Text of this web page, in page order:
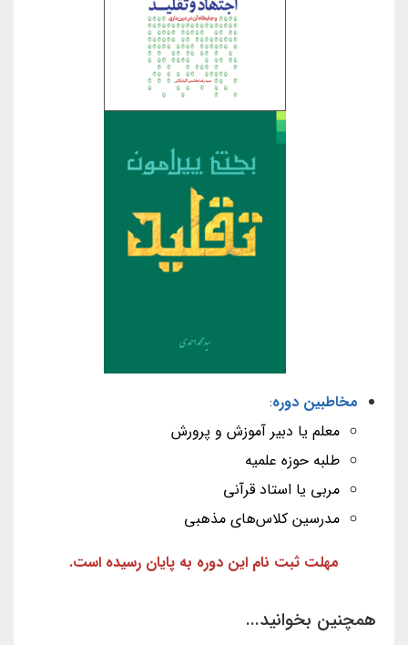
مخاطبین دوره:
معلم یا دبیر آموزش و پرورش
طلبه حوزه علمیه
مربی یا استاد قرآنی
مدرسین کلاس‌های مذهبی
مهلت ثبت نام این دوره به پایان رسیده است.
همچنین بخوانید...